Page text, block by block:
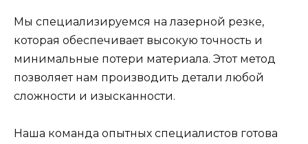
Мы специализируемся на лазерной резке,
которая обеспечивает высокую точность и
минимальные потери материала. Этот метод
позволяет нам производить детали любой
сложности и изысканности.
Наша команда опытных специалистов готова